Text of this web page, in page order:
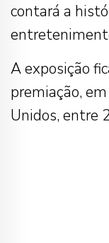
contará a
A exposição
premiação,
Unidos, entre